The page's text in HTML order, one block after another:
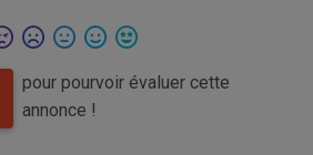
pour pourvoir évaluer cette
annonce !